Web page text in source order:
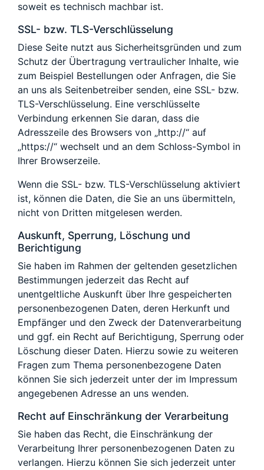
soweit es technisch machbar ist.
SSL- bzw. TLS-Verschlüsselung
Diese Seite nutzt aus Sicherheitsgründen und zum
Schutz der Übertragung vertraulicher Inhalte, wie
zum Beispiel Bestellungen oder Anfragen, die Sie
an uns als Seitenbetreiber senden, eine SSL- bzw.
TLS-Verschlüsselung. Eine verschlüsselte
Verbindung erkennen Sie daran, dass die
Adresszeile des Browsers von „http://“ auf
„https://“ wechselt und an dem Schloss-Symbol in
Ihrer Browserzeile.
Wenn die SSL- bzw. TLS-Verschlüsselung aktiviert
ist, können die Daten, die Sie an uns übermitteln,
nicht von Dritten mitgelesen werden.
Auskunft, Sperrung, Löschung und
Berichtigung
Sie haben im Rahmen der geltenden gesetzlichen
Bestimmungen jederzeit das Recht auf
unentgeltliche Auskunft über Ihre gespeicherten
personenbezogenen Daten, deren Herkunft und
Empfänger und den Zweck der Datenverarbeitung
und ggf. ein Recht auf Berichtigung, Sperrung oder
Löschung dieser Daten. Hierzu sowie zu weiteren
Fragen zum Thema personenbezogene Daten
können Sie sich jederzeit unter der im Impressum
angegebenen Adresse an uns wenden.
Recht auf Einschränkung der Verarbeitung
Sie haben das Recht, die Einschränkung der
Verarbeitung Ihrer personenbezogenen Daten zu
verlangen. Hierzu können Sie sich jederzeit unter